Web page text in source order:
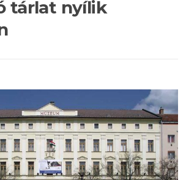
tárlat nyílik